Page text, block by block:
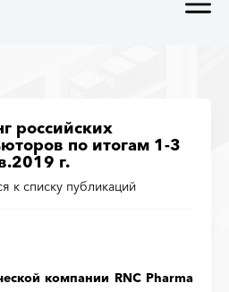
российских
по итогам 1-3
г.
к списку публикаций
компании RNC Pharma